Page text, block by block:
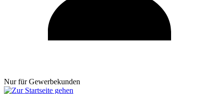
Nur für Gewerbekunden